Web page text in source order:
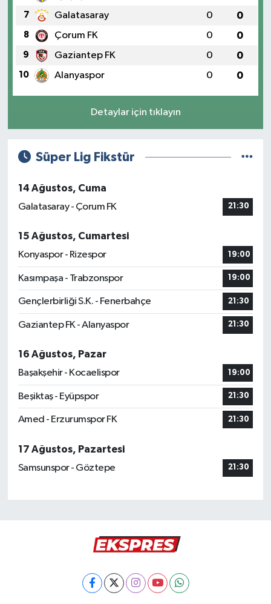
7 Galatasaray 0 0
8 Çorum FK 0 0
9 Gaziantep FK 0 0
10 Alanyaspor 0 0
Detaylar için tıklayın
Süper Lig Fikstür
14 Ağustos, Cuma
Galatasaray - Çorum FK
21:30
15 Ağustos, Cumartesi
Konyaspor - Rizespor
19:00
Kasımpaşa - Trabzonspor 19:00
Gençlerbirliği S.K. - Fenerbahçe 21:30
Gaziantep FK - Alanyaspor 21:30
16 Ağustos, Pazar
Başakşehir - Kocaelispor
19:00
Beşiktaş - Eyüpspor 21:30
Amed - Erzurumspor FK 21:30
17 Ağustos, Pazartesi
Samsunspor - Göztepe
21:30